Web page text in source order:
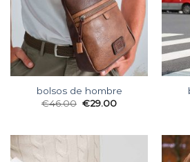
bolsos de hombre
€46.00 €29.00